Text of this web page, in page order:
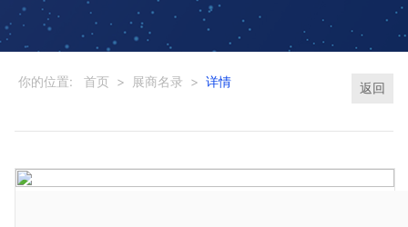
你的位置: 首页 > 展商名录 > 详情 返回